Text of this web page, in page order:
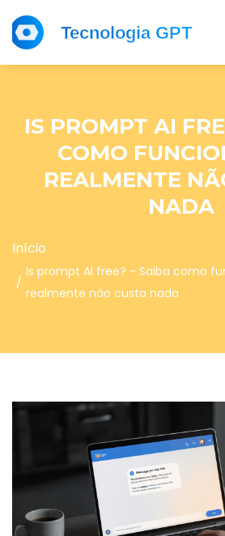
IS PROMPT AI
COMO
REALMENTE
NADA
Início
Is prompt AI free? - Saiba como
realmente não custa nada